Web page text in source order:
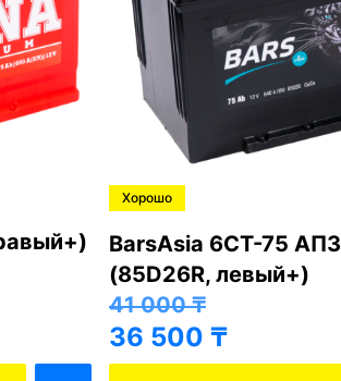
Хорошо
BarsAsia 6СТ-75 АПЗ
(85D26R, левый+)
41 000₸
36 500 ₸